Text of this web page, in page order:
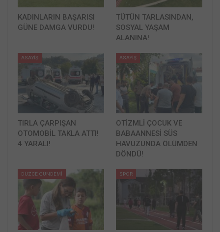
KADINLARIN BAŞARISI
GÜNE DAMGA VURDU!
TÜTÜN TARLASINDAN,
SOSYAL YAŞAM
ALANINA!
ASAYİŞ
TIRLA ÇARPIŞAN
OTOMOBİL TAKLA ATTI!
4 YARALI!
ASAYİŞ
OTİZMLİ ÇOCUK VE
BABAANNESİ SÜS
HAVUZUNDA ÖLÜMDEN
DÖNDÜ!
DÜZCE GÜNDEMİ SPOR